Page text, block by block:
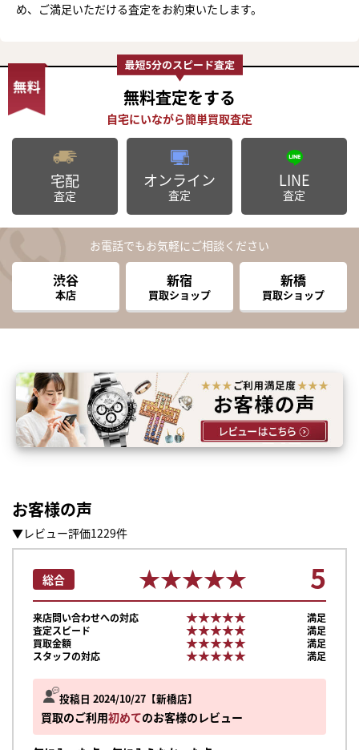
め、ご満足いただける査定をお約束いたします。
無料査定をする
宅配
査定
オンライン
査定
LINE
査定
お電話でもお気軽にご相談ください
渋谷
本店
新宿
買取ショップ
新橋
買取ショップ
お客様の声
▼レビュー評価1229件
投稿日 2024/10/27 新橋店
買取のご利用初めてのお客様のレビュー
総合 ★★★★★
★★★★★ 5
来店問い合わせへの対応 ★★★★★
★★★★★
満足
査定スピード
★★★★★
★★★★★
満足
買取金額
★★★★★
★★★★★
満足
スタッフの対応
★★★★★
★★★★★ 満足